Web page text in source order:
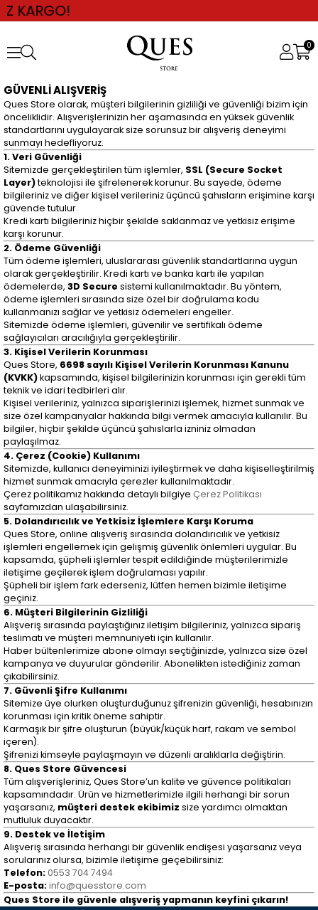
0
GÜVENLİ ALIŞVERİŞ
Ques Store olarak, müşteri bilgilerinin gizliliği ve güvenliği bizim için
önceliklidir. Alışverişlerinizin her aşamasında en yüksek güvenlik
standartlarını uygulayarak size sorunsuz bir alışveriş deneyimi
sunmayı hedefliyoruz.
1. Veri Güvenliği
Sitemizde gerçekleştirilen tüm işlemler, SSL (Secure Socket
Layer)teknolojisi ile şifrelenerek korunur. Bu sayede, ödeme
bilgileriniz ve diğer kişisel verileriniz üçüncü şahısların erişimine karşı
güvende tutulur.
Kredi kartı bilgileriniz hiçbir şekilde saklanmaz ve yetkisiz erişime
karşı korunur.
2. Ödeme Güvenliği
Tüm ödeme işlemleri, uluslararası güvenlik standartlarına uygun
olarak gerçekleştirilir. Kredi kartı ve banka kartı ile yapılan
ödemelerde, 3D Secure sistemi kullanılmaktadır. Bu yöntem,
ödeme işlemleri sırasında size özel bir doğrulama kodu
kullanmanızı sağlar ve yetkisiz ödemeleri engeller.
Sitemizde ödeme işlemleri, güvenilir ve sertifikalı ödeme
sağlayıcıları aracılığıyla gerçekleştirilir.
3. Kişisel Verilerin Korunması
Ques Store, 6698 sayılı Kişisel Verilerin Korunması Kanunu
(KVKK)kapsamında, kişisel bilgilerinizin korunması için gerekli tüm
teknik ve idari tedbirleri alır.
Kişisel verileriniz, yalnızca siparişlerinizi işlemek, hizmet sunmak ve
size özel kampanyalar hakkında bilgi vermek amacıyla kullanılır. Bu
bilgiler, hiçbir şekilde üçüncü şahıslarla izniniz olmadan
paylaşılmaz.
4. Çerez (Cookie) Kullanımı
Sitemizde, kullanıcı deneyiminizi iyileştirmek ve daha kişiselleştirilmiş
hizmet sunmak amacıyla çerezler kullanılmaktadır.
Çerez politikamız hakkında detaylı bilgiye Çerez Politikası
sayfamızdan ulaşabilirsiniz.
5. Dolandırıcılık ve Yetkisiz İşlemlere Karşı Koruma
Ques Store, online alışveriş sırasında dolandırıcılık ve yetkisiz
işlemleri engellemek için gelişmiş güvenlik önlemleri uygular. Bu
kapsamda, şüpheli işlemler tespit edildiğinde müşterilerimizle
iletişime geçilerek işlem doğrulaması yapılır.
Şüpheli bir işlem fark ederseniz, lütfen hemen bizimle iletişime
geçiniz.
6. Müşteri Bilgilerinin Gizliliği
Alışveriş sırasında paylaştığınız iletişim bilgileriniz, yalnızca sipariş
teslimatı ve müşteri memnuniyeti için kullanılır.
Haber bültenlerimize abone olmayı seçtiğinizde, yalnızca size özel
kampanya ve duyurular gönderilir. Abonelikten istediğiniz zaman
çıkabilirsiniz.
7. Güvenli Şifre Kullanımı
Sitemize üye olurken oluşturduğunuz şifrenizin güvenliği, hesabınızın
korunması için kritik öneme sahiptir.
Karmaşık bir şifre oluşturun (büyük/küçük harf, rakam ve sembol
içeren).
Şifrenizi kimseyle paylaşmayın ve düzenli aralıklarla değiştirin.
8. Ques Store Güvencesi
Tüm alışverişleriniz, Ques Store’un kalite ve güvence politikaları
kapsamındadır. Ürün ve hizmetlerimizle ilgili herhangi bir sorun
yaşarsanız, müşteri destek ekibimiz size yardımcı olmaktan
mutluluk duyacaktır.
9. Destek ve İletişim
Alışveriş sırasında herhangi bir güvenlik endişesi yaşarsanız veya
sorularınız olursa, bizimle iletişime geçebilirsiniz:
Telefon:0553 704 7494
E-posta:info@quesstore.com
Ques Store ile güvenle alışveriş yapmanın keyfini çıkarın!